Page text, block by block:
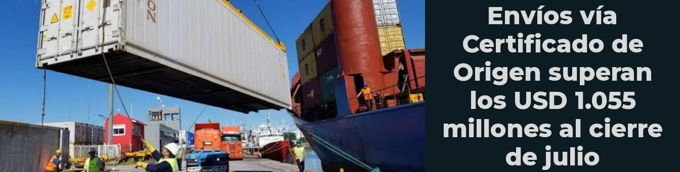
Envíos vía
Certificado de
Origen superan
los USD 1.055
millones al cierre
de julio